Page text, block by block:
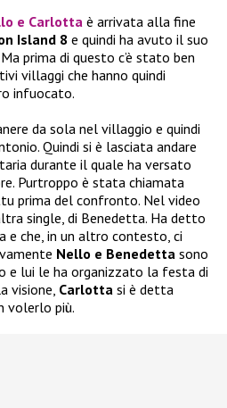
e Carlotta è arrivata alla fine
Island 8 e quindi ha avuto il suo
prima di questo c’è stato ben
villaggi che hanno quindi
infuocato.
da sola nel villaggio e quindi
Quindi si è lasciata andare
durante il quale ha versato
Purtroppo è stata chiamata
prima del confronto. Nel video
single, di Benedetta. Ha detto
e che, in un altro contesto, ci
Nello e Benedetta sono
e lui le ha organizzato la festa di
visione, Carlotta si è detta
volerlo più.